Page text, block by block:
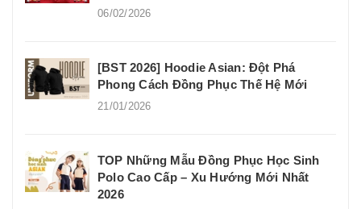
06/02/2026
[BST 2026] Hoodie Asian: Đột Phá
Phong Cách Đồng Phục Thế Hệ Mới
21/01/2026
TOP Những Mẫu Đồng Phục Học Sinh
Polo Cao Cấp – Xu Hướng Mới Nhất
2026